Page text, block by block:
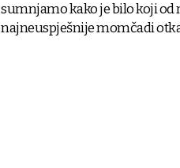
sumnjamo kako je bilo koji od
najneuspješnije momčadi